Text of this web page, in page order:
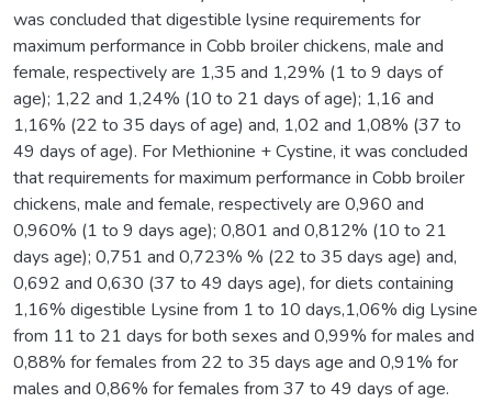
was concluded that digestible lysine requirements for
maximum performance in Cobb broiler chickens, male and
female, respectively are 1,35 and 1,29% (1 to 9 days of
age); 1,22 and 1,24% (10 to 21 days of age); 1,16 and
1,16% (22 to 35 days of age) and, 1,02 and 1,08% (37 to
49 days of age). For Methionine + Cystine, it was concluded
that requirements for maximum performance in Cobb broiler
chickens, male and female, respectively are 0,960 and
0,960% (1 to 9 days age); 0,801 and 0,812% (10 to 21
days age); 0,751 and 0,723% % (22 to 35 days age) and,
0,692 and 0,630 (37 to 49 days age), for diets containing
1,16% digestible Lysine from 1 to 10 days,1,06% dig Lysine
from 11 to 21 days for both sexes and 0,99% for males and
0,88% for females from 22 to 35 days age and 0,91% for
males and 0,86% for females from 37 to 49 days of age.